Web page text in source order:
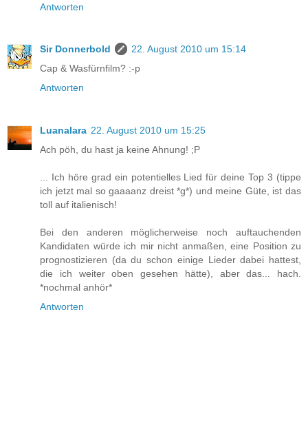
Antworten
Sir Donnerbold
22. August 2010 um 15:14
Cap & Wasfürnfilm? :-p
Antworten
Luanalara 22. August 2010 um 15:25
Ach pöh, du hast ja keine Ahnung! ;P
... Ich höre grad ein potentielles Lied für deine Top 3 (tippe
ich jetzt mal so gaaaanz dreist *g*) und meine Güte, ist das
toll auf italienisch!
Bei den anderen möglicherweise noch auftauchenden
Kandidaten würde ich mir nicht anmaßen, eine Position zu
prognostizieren (da du schon einige Lieder dabei hattest,
die ich weiter oben gesehen hätte), aber das... hach.
*nochmal anhör*
Antworten